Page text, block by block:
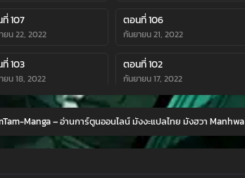
107
ยน 22, 2022
ตอนที่ 106
กันยายน 21, 2022
103
ยน 18, 2022
ตอนที่ 102
กันยายน 17, 2022
99
ยน 12, 2022
ตอนที่ 98
กันยายน 12, 2022
95 ตอนที่ 94
Manga – อ่านการ์ตูนออนไลน์ มังงะแปลไทย มังฮวา Manhwa